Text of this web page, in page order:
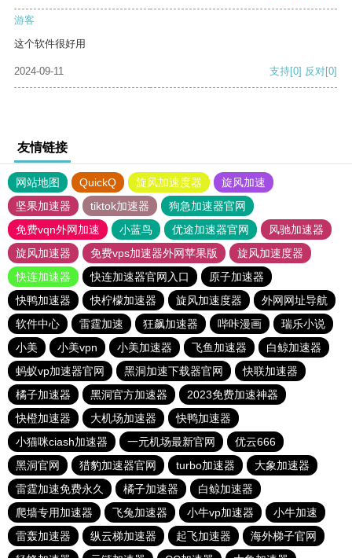
游客
这个软件很好用
2024-09-11 支持[0] 反对[0]
友情链接
网站地图 QuickQ 旋风加速度器
旋风加速
坚果加速器
tiktok加速器
狗急加速器官网
免费vqn外网加速
小蓝鸟 优途加速器官网
风驰加速器
旋风加速器
免费vps加速器外网苹果版
旋风加速度器
快连加速器
快连加速器官网入口
原子加速器
快鸭加速器
快柠檬加速器 旋风加速度器
外网网址导航
软件中心
雷霆加速 狂飙加速器 哔咔漫画
瑞乐小说
小美
小美vpn 小美加速器 飞鱼加速器
白鲸加速器
蚂蚁vp加速器官网
黑洞加速下载器官网
快联加速器
橘子加速器
黑洞官方加速器
2023免费加速神器
快橙加速器
大机场加速器
快鸭加速器
小猫咪ciash加速器
一元机场最新官网
优云666
黑洞官网
猎豹加速器官网 turbo加速器
大象加速器
雷霆加速免费永久
橘子加速器
白鲸加速器
爬墙专用加速器
飞兔加速器 小牛vp加速器
小牛加速
雷轰加速器
纵云梯加速器 起飞加速器
海外梯子官网